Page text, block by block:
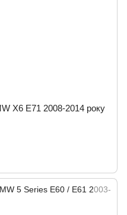
X6 E71 2008-2014 року